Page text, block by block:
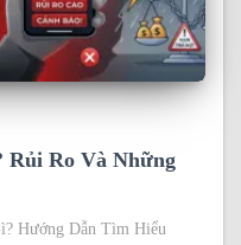
Rủi Ro Và Những
Hướng Dẫn Tìm Hiểu